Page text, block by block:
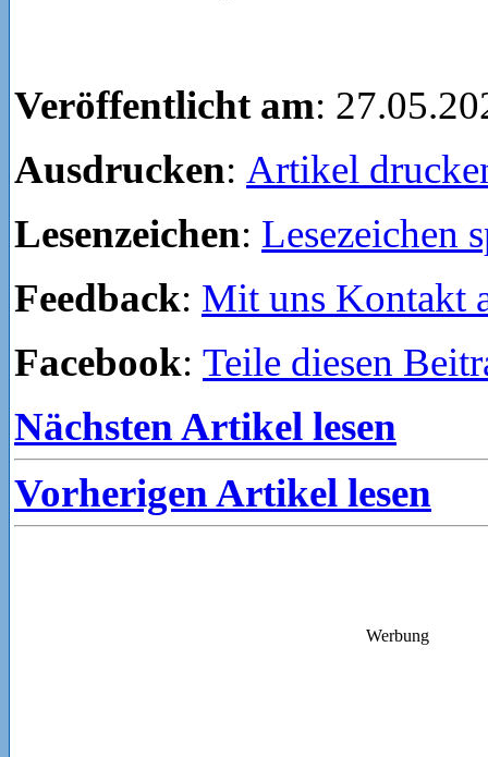
Veröffentlicht am:
Ausdrucken: Artikel
Lesenzeichen: Lesezeichen
Feedback: Mit uns Kontakt
Facebook: Teile diesen
Nächsten Artikel lesen
Vorherigen Artikel lesen
Werbung